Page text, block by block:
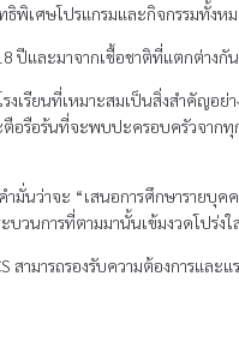
พิเศษโปรแกรมและกิจกรรมทั้งห
ปีและมาจากเชื้อชาติที่แตกต่างกัน
งเรียนที่เหมาะสมเป็นสิ่งสําคั
อรือร้นที่จะพบปะครอบครัวจา
ามั่นว่าจะ “เสนอการศึกษารา
วนการที่ตามมานั้นเข้มงวดโปร่งใ
ามารถรองรับความต้องการแ